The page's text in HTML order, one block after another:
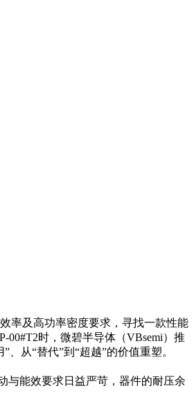
率及高功率密度要求，寻找一款性能
时，微碧半导体（VBsemi）推
从“替代”到“超越”的价值重塑。
与能效要求日益严苛，器件的耐压余